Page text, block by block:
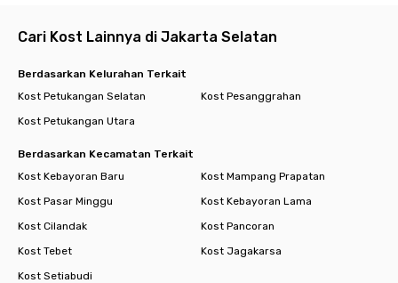
Masa kamu nggak tertarik tinggal di kost Bintaro yang
Cari kost lain di Bintaro.
Cari Kost Lainnya di Jakarta Selatan
Berdasarkan Kelurahan Terkait
Kost Petukangan Selatan
Kost Pesanggrahan
Kost Petukangan Utara
Berdasarkan Kecamatan Terkait
Kost Kebayoran Baru
Kost Mampang Prapatan
Kost Pasar Minggu
Kost Kebayoran Lama
Kost Cilandak
Kost Pancoran
Kost Tebet
Kost Jagakarsa
Kost Setiabudi